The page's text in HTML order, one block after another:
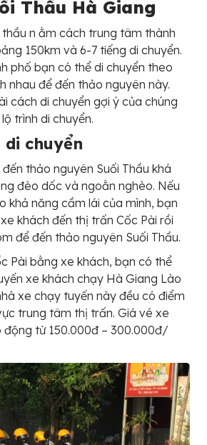
Thầu Hà Giang
n ằm cách trung tâm thành
150km và 6-7 tiếng di chuyển.
phố bạn có thể di chuyển theo
nhau để đến thảo nguyên này.
cách di chuyển gợi ý của chúng
trình di chuyển.
di chuyển
thảo nguyên Suối Thầu khá
đèo dốc và ngoằn nghèo. Nếu
khả năng cầm lái của mình, bạn
khách đến thị trấn Cốc Pài rồi
để đến thảo nguyên Suối Thầu.
Pài bằng xe khách, bạn có thể
xe khách chạy Hà Giang Lào
xe chạy tuyến này đều có điểm
trung tâm thị trấn. Giá vé xe
động từ 150.000đ – 300.000đ/